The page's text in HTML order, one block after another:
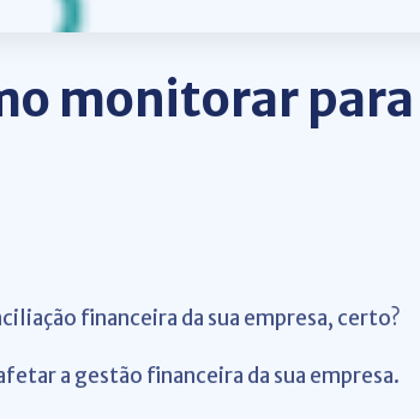
monitorar
financeira da sua empresa, certo?
a gestão financeira da sua empresa.